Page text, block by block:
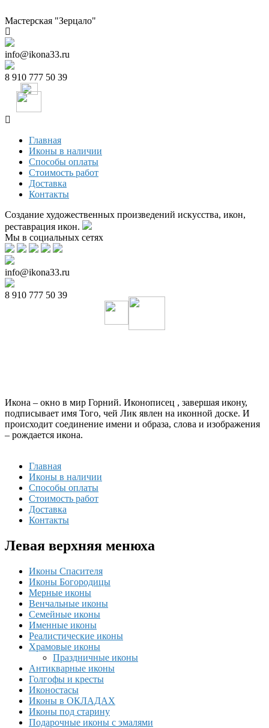
Мастерская "Зерцало"
info@ikona33.ru
8 910 777 50 39
Главная
Иконы в наличии
Способы оплаты
Стоимость работ
Доставка
Контакты
Создание художественных произведений искусства, икон,
реставрация икон.
Мы в социальных сетях
info@ikona33.ru
8 910 777 50 39
Икона – окно в мир Горний. Иконописец , завершая икону,
подписывает имя Того, чей Лик явлен на иконной доске. И
происходит соединение имени и образа, слова и изображения
– рождается икона.
Главная
Иконы в наличии
Способы оплаты
Стоимость работ
Доставка
Контакты
Левая верхняя менюха
Иконы Спасителя
Иконы Богородицы
Мерные иконы
Венчальные иконы
Семейные иконы
Именные иконы
Реалистические иконы
Храмовые иконы
Праздничные иконы
Антикварные иконы
Голгофы и кресты
Иконостасы
Иконы в ОКЛАДАХ
Иконы под старину
Подарочные иконы с эмалями